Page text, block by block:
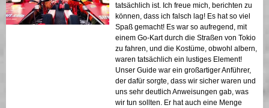
tatsächlich ist. Ich freue mich, berichten zu
können, dass ich falsch lag! Es hat so viel
Spaß gemacht! Es war so aufregend, mit
einem Go-Kart durch die Straßen von Tokio
zu fahren, und die Kostüme, obwohl albern,
waren tatsächlich ein lustiges Element!
Unser Guide war ein großartiger Anführer,
der dafür sorgte, dass wir sicher waren und
uns sehr deutlich Anweisungen gab, was
wir tun sollten. Er hat auch eine Menge